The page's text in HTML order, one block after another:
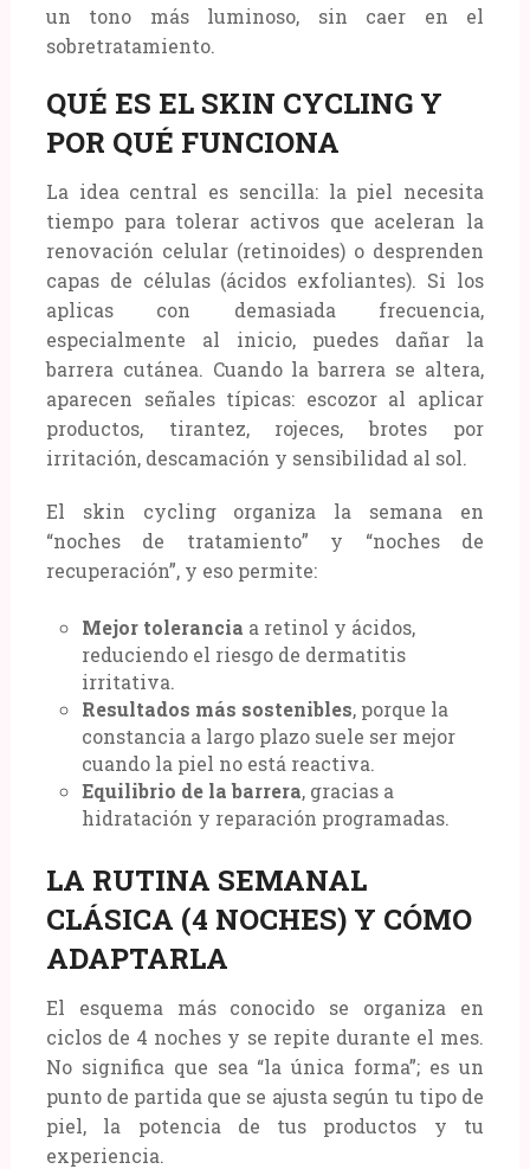
un tono más luminoso, sin caer en el
sobretratamiento.
QUÉ ES EL SKIN CYCLING Y
POR QUÉ FUNCIONA
La idea central es sencilla: la piel necesita
tiempo para tolerar activos que aceleran la
renovación celular (retinoides) o desprenden
capas de células (ácidos exfoliantes). Si los
aplicas con demasiada frecuencia,
especialmente al inicio, puedes dañar la
barrera cutánea. Cuando la barrera se altera,
aparecen señales típicas: escozor al aplicar
productos, tirantez, rojeces, brotes por
irritación, descamación y sensibilidad al sol.
El skin cycling organiza la semana en
“noches de tratamiento” y “noches de
recuperación”, y eso permite:
Mejor tolerancia a retinol y ácidos,
reduciendo el riesgo de dermatitis
irritativa.
Resultados más sostenibles, porque la
constancia a largo plazo suele ser mejor
cuando la piel no está reactiva.
Equilibrio de la barrera, gracias a
hidratación y reparación programadas.
LA RUTINA SEMANAL
CLÁSICA (4 NOCHES) Y CÓMO
ADAPTARLA
El esquema más conocido se organiza en
ciclos de 4 noches y se repite durante el mes.
No significa que sea “la única forma”; es un
punto de partida que se ajusta según tu tipo de
piel, la potencia de tus productos y tu
experiencia.